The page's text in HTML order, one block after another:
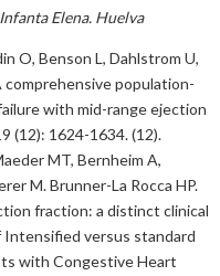
Elena. Huelva
O, Benson L, Dahlstrom U,
comprehensive population-
with mid-range ejection
(12): 1624-1634. (12).
MT, Bernheim A,
M. Brunner-La Rocca HP.
fraction: a distinct clinical
versus standard
with Congestive Heart